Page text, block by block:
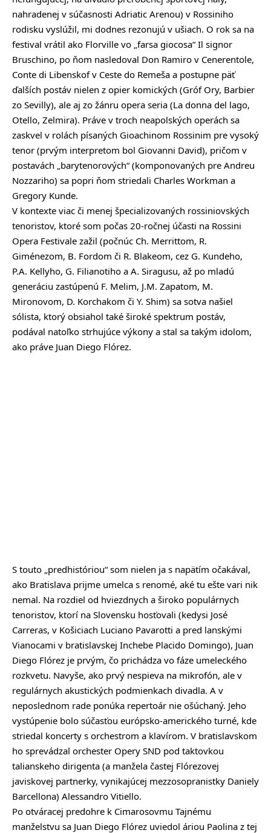
nahradenej v súčasnosti Adriatic Arenou) v Rossiniho
rodisku vyslúžil, mi dodnes rezonujú v ušiach. O rok sa na
festival vrátil ako Florville vo „farsa giocosa“ Il signor
Bruschino, po ňom nasledoval Don Ramiro v Cenerentole,
Conte di Libenskof v Ceste do Remeša a postupne päť
ďalších postáv nielen z opier komických (Gróf Ory, Barbier
zo Sevilly), ale aj zo žánru opera seria (La donna del lago,
Otello, Zelmira). Práve v troch neapolských operách sa
zaskvel v rolách písaných Gioachinom Rossinim pre vysoký
tenor (prvým interpretom bol Giovanni David), pričom v
postavách „barytenorových“ (komponovaných pre Andreu
Nozzariho) sa popri ňom striedali Charles Workman a
Gregory Kunde.
V kontexte viac či menej špecializovaných rossiniovských
tenoristov, ktoré som počas 20-ročnej účasti na Rossini
Opera Festivale zažil (počnúc Ch. Merrittom, R.
Giménezom, B. Fordom či R. Blakeom, cez G. Kundeho,
P.A. Kellyho, G. Filianotiho a A. Siragusu, až po mladú
generáciu zastúpenú F. Melim, J.M. Zapatom, M.
Mironovom, D. Korchakom či Y. Shim) sa sotva našiel
sólista, ktorý obsiahol také široké spektrum postáv,
podával natoľko strhujúce výkony a stal sa takým idolom,
ako práve Juan Diego Flórez.
S touto „predhistóriou“ som nielen ja s napätím očakával,
ako Bratislava prijme umelca s renomé, aké tu ešte vari nik
nemal. Na rozdiel od hviezdnych a široko populárnych
tenoristov, ktorí na Slovensku hosťovali (kedysi José
Carreras, v Košiciach Luciano Pavarotti a pred lanskými
Vianocami v bratislavskej Inchebe Placido Domingo), Juan
Diego Flórez je prvým, čo prichádza vo fáze umeleckého
rozkvetu. Navyše, ako prvý nespieva na mikrofón, ale v
regulárnych akustických podmienkach divadla. A v
neposlednom rade ponúka repertoár nie ošúchaný. Jeho
vystúpenie bolo súčasťou európsko-amerického turné, kde
striedal koncerty s orchestrom a klavírom. V bratislavskom
ho sprevádzal orchester Opery SND pod taktovkou
talianskeho dirigenta (a manžela častej Flórezovej
javiskovej partnerky, vynikajúcej mezzosopranistky Daniely
Barcellona) Alessandro Vitiello.
Po otváracej predohre k Cimarosovmu Tajnému
manželstvu sa Juan Diego Flórez uviedol áriou Paolina z tej